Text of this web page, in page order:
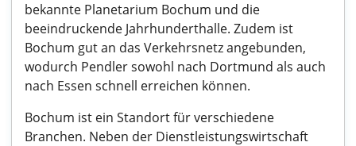
bekannte Planetarium Bochum und die
beeindruckende Jahrhunderthalle. Zudem ist
Bochum gut an das Verkehrsnetz angebunden,
wodurch Pendler sowohl nach Dortmund als auch
nach Essen schnell erreichen können.
Bochum ist ein Standort für verschiedene
Branchen. Neben der Dienstleistungswirtschaft